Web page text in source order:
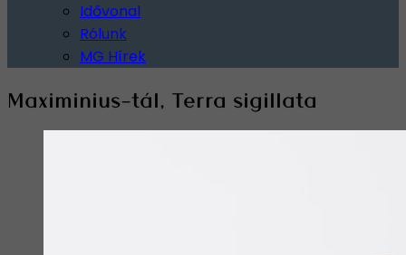
Idővonal
Rólunk
MG Hírek
Maximinius-tál, Terra sigillata